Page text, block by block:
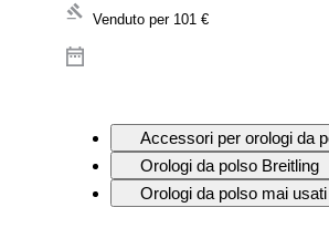
Venduto per 101 €
Accessori per orologi da
Orologi da polso Breitling
Orologi da polso mai usati